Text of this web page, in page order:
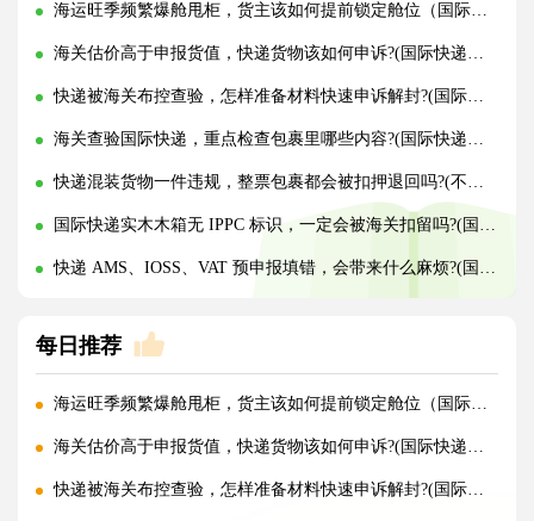
海运旺季频繁爆舱甩柜，货主该如何提前锁定舱位（国际海运干货知识分享）
海关估价高于申报货值，快递货物该如何申诉?(国际快递干货知识分享)
快递被海关布控查验，怎样准备材料快速申诉解封?(国际快递干货知识分享)
海关查验国际快递，重点检查包裹里哪些内容?(国际快递干货知识分享)
快递混装货物一件违规，整票包裹都会被扣押退回吗?(不清楚的外贸人看过来)
国际快递实木木箱无 IPPC 标识，一定会被海关扣留吗?(国际快递干货知识分享)
快递 AMS、IOSS、VAT 预申报填错，会带来什么麻烦?(国际快递干货知识分享)
每日推荐
海运旺季频繁爆舱甩柜，货主该如何提前锁定舱位（国际海运干货知识分享）
海关估价高于申报货值，快递货物该如何申诉?(国际快递干货知识分享)
快递被海关布控查验，怎样准备材料快速申诉解封?(国际快递干货知识分享)